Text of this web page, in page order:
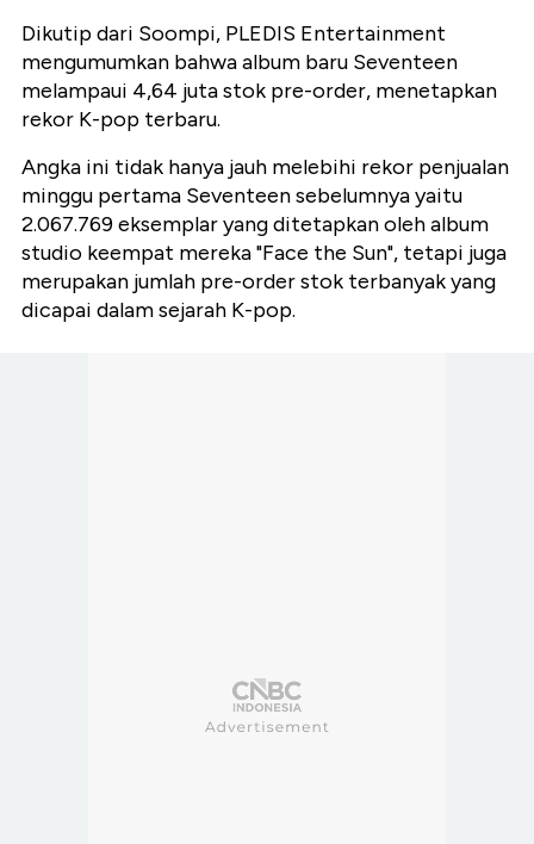
Dikutip dari Soompi, PLEDIS Entertainment
mengumumkan bahwa album baru Seventeen
melampaui 4,64 juta stok pre-order, menetapkan
rekor K-pop terbaru.
Angka ini tidak hanya jauh melebihi rekor penjualan
minggu pertama Seventeen sebelumnya yaitu
2.067.769 eksemplar yang ditetapkan oleh album
studio keempat mereka "Face the Sun", tetapi juga
merupakan jumlah pre-order stok terbanyak yang
dicapai dalam sejarah K-pop.